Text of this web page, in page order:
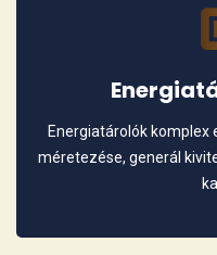
Energiatárolók
méretezése, generál